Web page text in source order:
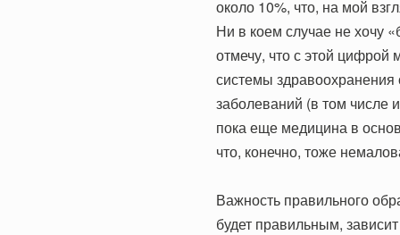
около 10%, что, на мой
Ни в коем случае не хочу
отмечу, что с этой
системы
заболеваний (в том числе
пока еще медицина в
что, конечно, тоже
Важность правильного
будет правильным,